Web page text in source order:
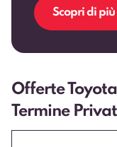
Scopri di più
Offerte
Termine